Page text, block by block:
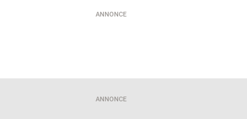
ANNONCE
ANNONCE